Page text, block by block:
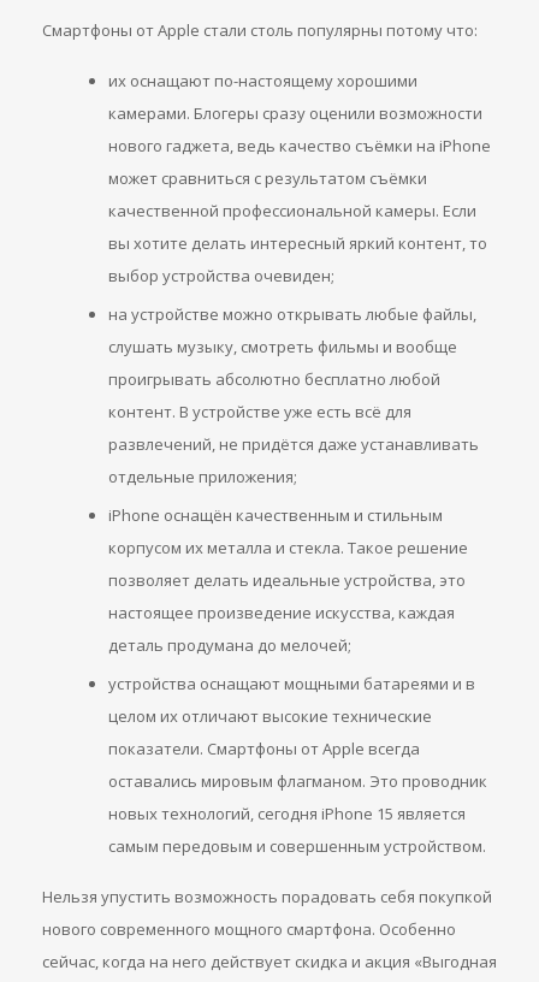
Смартфоны от Apple стали столь популярны потому что:
их оснащают по-настоящему хорошими
камерами. Блогеры сразу оценили возможности
нового гаджета, ведь качество съёмки на iPhone
может сравниться с результатом съёмки
качественной профессиональной камеры. Если
вы хотите делать интересный яркий контент, то
выбор устройства очевиден;
на устройстве можно открывать любые файлы,
слушать музыку, смотреть фильмы и вообще
проигрывать абсолютно бесплатно любой
контент. В устройстве уже есть всё для
развлечений, не придётся даже устанавливать
отдельные приложения;
iPhone оснащён качественным и стильным
корпусом их металла и стекла. Такое решение
позволяет делать идеальные устройства, это
настоящее произведение искусства, каждая
деталь продумана до мелочей;
устройства оснащают мощными батареями и в
целом их отличают высокие технические
показатели. Смартфоны от Apple всегда
оставались мировым флагманом. Это проводник
новых технологий, сегодня iPhone 15 является
самым передовым и совершенным устройством.
Нельзя упустить возможность порадовать себя покупкой
нового современного мощного смартфона. Особенно
сейчас, когда на него действует скидка и акция «Выгодная